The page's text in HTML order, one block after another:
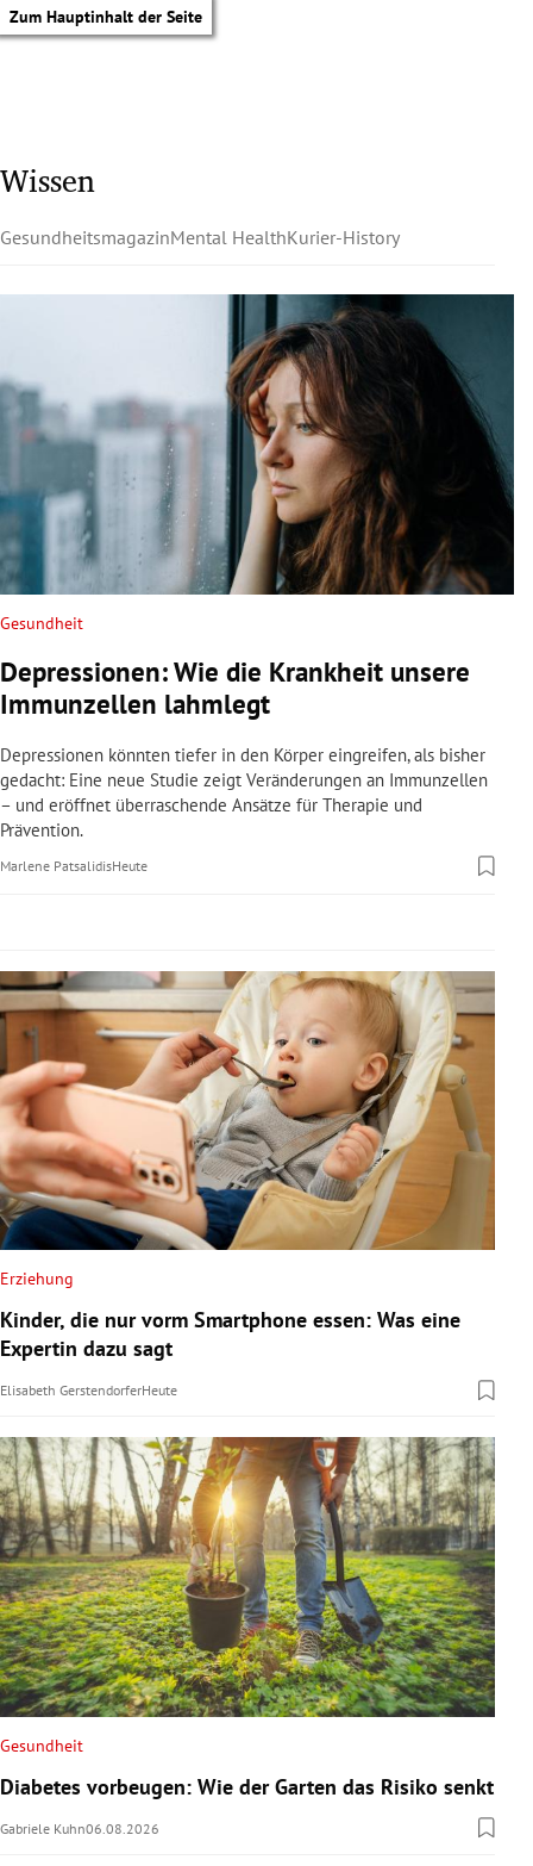
Zum Hauptinhalt der Seite
Untermenü
Untermenü
Untermenü
Untermenü
Untermenü
Untermenü
Untermenü
Wissen
GesundheitsmagazinMental HealthKurier-History
Gesundheit
Depressionen: Wie die Krankheit unsere
Immunzellen lahmlegt
Depressionen könnten tiefer in den Körper eingreifen, als bisher
gedacht: Eine neue Studie zeigt Veränderungen an Immunzellen
– und eröffnet überraschende Ansätze für Therapie und
Prävention.
Marlene PatsalidisHeute
Erziehung
Kinder, die nur vorm Smartphone essen: Was eine
Expertin dazu sagt
Elisabeth GerstendorferHeute
Gesundheit
Diabetes vorbeugen: Wie der Garten das Risiko senkt
Gabriele Kuhn06.08.2026